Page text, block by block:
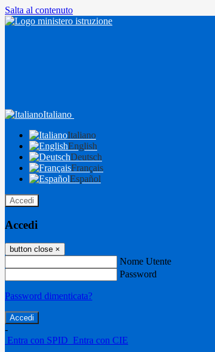
Salta al contenuto
Italiano
Italiano
English
Deutsch
Français
Español
Accedi
Accedi
button close ×
Nome Utente
Password
Password dimenticata?
-
Entra con SPID Entra con CIE